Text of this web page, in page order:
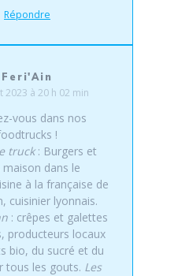
Répondre
Feri'Ain
2023 à 20 h 02 min
vous dans nos
!
truck: Burgers et
dans le
à la française de
cuisinier lyonnais.
: crêpes et galettes
producteurs locaux
bio, du sucré et du
tous les gouts. Les